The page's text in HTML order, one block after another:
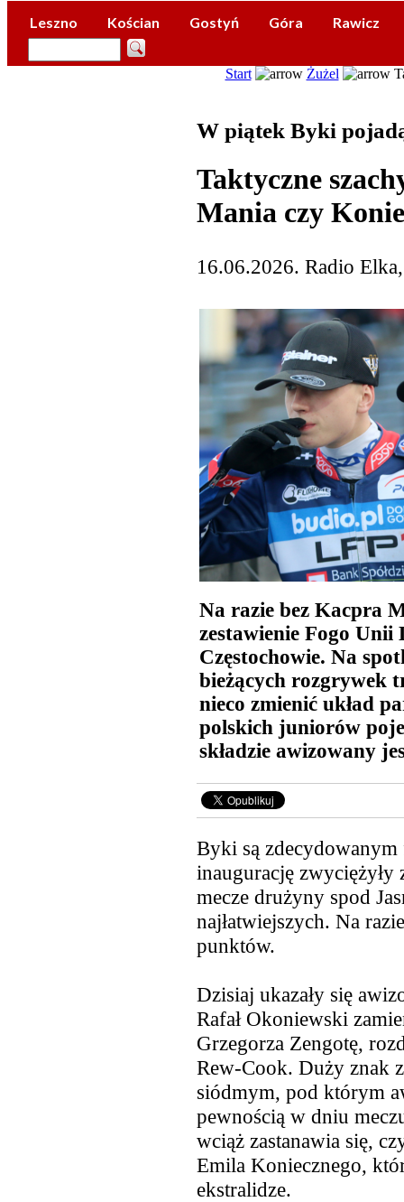
Leszno Kościan Gostyń Góra Rawicz
Start Żużel
W piątek Byki
Taktyczne
Mania czy
16.06.2026. Radio
Na razie bez Kacpra
zestawienie Fogo Unii
Częstochowie. Na
bieżących rozgrywek
nieco zmienić układ
polskich juniorów
składzie awizowany
Byki są
inaugurację zwyciężyły
mecze drużyny spod
najłatwiejszych. Na
punktów.
Dzisiaj ukazały się
Rafał Okoniewski
Grzegorza Zengotę,
Rew-Cook. Duży znak
siódmym, pod którym
pewnością w dniu
wciąż zastanawia się,
Emila Koniecznego,
ekstralidze.